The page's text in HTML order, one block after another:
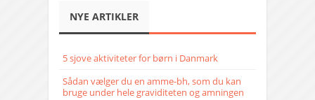
NYE ARTIKLER
5 sjove aktiviteter for børn i Danmark
Sådan vælger du en amme-bh, som du kan
bruge under hele graviditeten og amningen